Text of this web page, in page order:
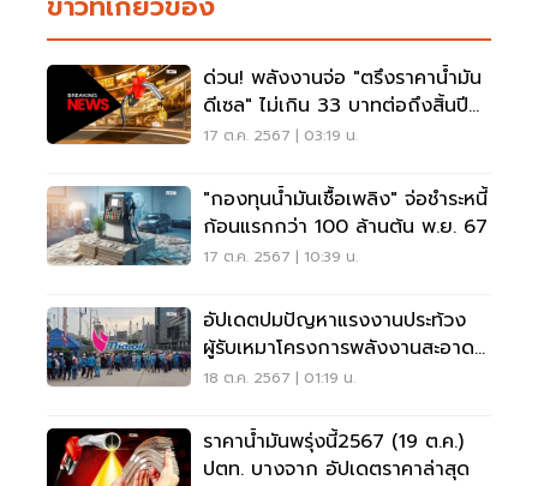
ด่วน! พลังงานจ่อ "ตรึงราคาน้ำมัน
ดีเซล" ไม่เกิน 33 บาทต่อถึงสิ้นปี
67
17 ต.ค. 2567 | 03:19 น.
"กองทุนน้ำมันเชื้อเพลิง" จ่อชำระหนี้
ก้อนแรกกว่า 100 ล้านต้น พ.ย. 67
17 ต.ค. 2567 | 10:39 น.
อัปเดตปมปัญหาแรงงานประท้วง
ผู้รับเหมาโครงการพลังงานสะอาด
"ไทยออยล์"
18 ต.ค. 2567 | 01:19 น.
ราคาน้ำมันพรุ่งนี้2567 (19 ต.ค.)
ปตท. บางจาก อัปเดตราคาล่าสุด